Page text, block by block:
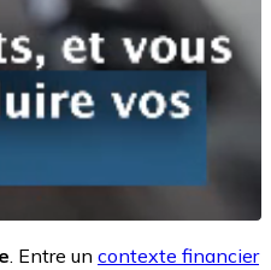
. Entre un contexte financier